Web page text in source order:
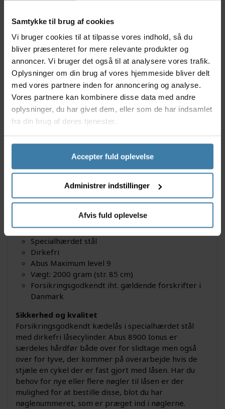
Samtykke til brug af cookies
Vi bruger cookies til at tilpasse vores indhold, så du
bliver præsenteret for mere relevante produkter og
annoncer. Vi bruger det også til at analysere vores trafik.
Oplysninger om din brug af vores hjemmeside bliver delt
med vores partnere inden for annoncering og analyse.
Vores partnere kan kombinere disse data med andre
oplysninger, du har givet dem, eller som de har indsamlet
fra din brug af deres tjenester.
Accepter fuld oplevelse
Administrer indstillinger
Afvis fuld oplevelse
Alle låsedele er fremstillet i special hærdet stål. Abus
8900 Ionus er 85-110 cm, og cykellåsens kæde er 8
mm. Derudover har Abus udviklet kædelåsen med et
slidstærkt overtræk. Låsen er varefakta testet.
Anvendelse
Abus 8900 Ionus er med sine 85-110 cm velegnet til
at sikre din cykel, ved at låse den fast til permanente
genstande som f.eks. gelændere og lygtepæle. Når
låsen ikke er i brug kan den nemt vikles omkring stel
eller sadelpind. Det slidstærke overtræk på en 8900
Ionus lås gør at cyklen ikke ridses af låsen.
Specifikationer
Farve: Sort
Længde: 85-110 cm
Tykkelse på led: 8 mm
Slidstærkt overtræk
Varefakta kontrolleret (forsikrings godkendt)
Specialhærdet stål
Dirkefri
Abus Maximum level 9
Vægt: 2000 gram (str. 85 cm)
Forsikringsgodkendt iht. gældende forskrifter i
Danmark
Sikkerhed og kvalitet
Forsikringsgodkendt kædelås i specialhærdet stål
med dirkefri låsecylinder. Abus 8900 Ionus er
særdeles hårdfør både over for slidtage men også
over for tyve, der kommer på overarbejde hvis de
stjæle en cykel der er fast gjort med låsen. Har du
behov for nye eller flere nøgler til låsen er der
mulighed for at bestille disse, blot du har
nøglenummeret, som er præget ind i nøglerne.